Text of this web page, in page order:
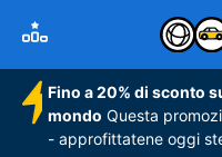
Fino a 20% di sconto
mondo Questa
- approfittatene oggi